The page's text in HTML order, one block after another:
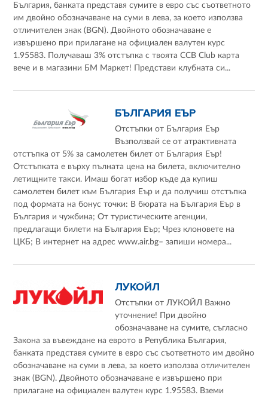
България, банката представя сумите в евро със съответното
им двойно обозначаване на суми в лева, за което използва
отличителен знак (BGN). Двойното обозначаване е
извършено при прилагане на официален валутен курс
1.95583. Получаваш 3% отстъпка с твоята CCB Club карта
вече и в магазини БМ Маркет! Представи клубната си...
БЪЛГАРИЯ ЕЪР
Отстъпки от България Еър
Възползвай се от атрактивната
отстъпка от 5% за самолетен билет от България Еър!
Отстъпката е върху пълната цена на билета, включително
летищните такси. Имаш богат избор къде да купиш
самолетен билет към България Еър и да получиш отстъпка
под формата на бонус точки: В бюрата на България Еър в
България и чужбина; От туристическите агенции,
предлагащи билети на България Еър; Чрез клоновете на
ЦКБ; В интернет на адрес www.air.bg– запиши номера...
ЛУКОЙЛ
Отстъпки от ЛУКОЙЛ Важно
уточнение! При двойно
обозначаване на сумите, съгласно
Закона за въвеждане на еврото в Република България,
банката представя сумите в евро със съответното им двойно
обозначаване на суми в лева, за което използва отличителен
знак (BGN). Двойното обозначаване е извършено при
прилагане на официален валутен курс 1.95583. Вземи